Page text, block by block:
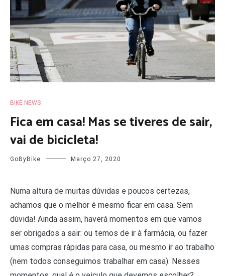
BIKE NEWS
Fica em casa! Mas se tiveres de sair,
vai de bicicleta!
GoByBike Março 27, 2020
Numa altura de muitas dúvidas e poucos certezas,
achamos que o melhor é mesmo ficar em casa. Sem
dúvida! Ainda assim, haverá momentos em que vamos
ser obrigados a sair: ou temos de ir à farmácia, ou fazer
umas compras rápidas para casa, ou mesmo ir ao trabalho
(nem todos conseguimos trabalhar em casa). Nesses